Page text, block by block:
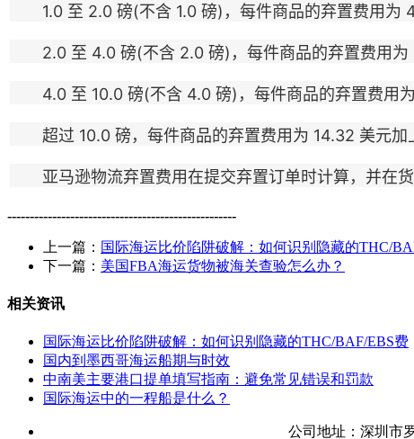
1.0 至 2.0 磅(不含 1.0 磅)，每件商品的弃置费用为
2.0 至 4.0 磅(不含 2.0 磅)，每件商品的弃置费用为
4.0 至 10.0 磅(不含 4.0 磅)，每件商品的弃置费用为
超过 10.0 磅，每件商品的弃置费用为 14.32 美元加
亚马逊物流弃置费用在提交弃置订单时计算，并在货
---------------------------------------------------
上一篇： 国际海运比价陷阱破解：如何识别隐藏的THC/
下一篇： 美国FBA海运货物被海关查验怎么办？
相关资讯
国际海运比价陷阱破解：如何识别隐藏的THC/BAF/EBS费
国内到墨西哥海运船期与时效
中南美主要港口提单填写指南：避免常见错误和罚款
国际海运中的一程船是什么？
公司地址：深圳市